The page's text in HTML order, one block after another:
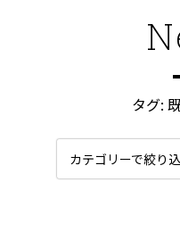
タグ:
カテゴリーで絞り